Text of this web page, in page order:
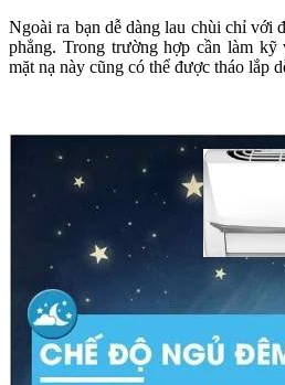
Ngoài ra bạn dễ dàng lau chùi chỉ với
phẳng. Trong trường hợp cần làm
mặt nạ này cũng có thể được tháo lắp